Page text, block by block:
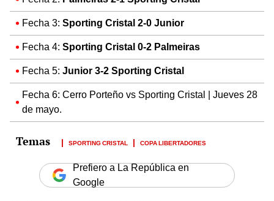
Fecha 3: Sporting Cristal 2-0 Junior
Fecha 4: Sporting Cristal 0-2 Palmeiras
Fecha 5: Junior 3-2 Sporting Cristal
Fecha 6: Cerro Porteño vs Sporting Cristal | Jueves 28
de mayo.
SPORTING CRISTAL COPA LIBERTADORES
Prefiero a La República en
Google